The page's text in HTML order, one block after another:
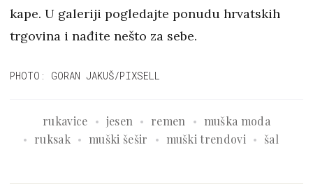
kape. U galeriji pogledajte ponudu hrvatskih
trgovina i nađite nešto za sebe.
PHOTO: GORAN JAKUŠ/PIXSELL
rukavice jesen remen
muška moda
ruksak
muški šešir muški trendovi šal